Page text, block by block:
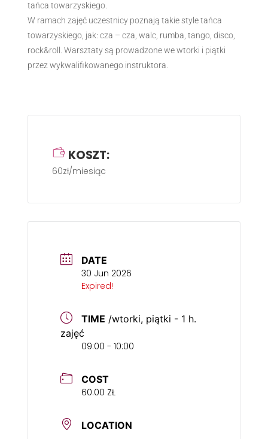
tańca towarzyskiego.
W ramach zajęć uczestnicy poznają takie style tańca
towarzyskiego, jak: cza – cza, walc, rumba, tango, disco,
rock&roll. Warsztaty są prowadzone we wtorki i piątki
przez wykwalifikowanego instruktora.
KOSZT:
60zł/miesiąc
DATE
30 Jun 2026
Expired!
TIME /wtorki, piątki - 1 h.
zajęć
09:00 - 10:00
COST
60.00 ZŁ
LOCATION